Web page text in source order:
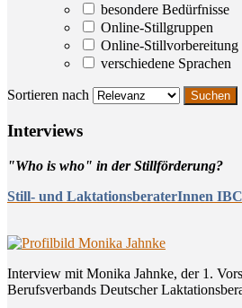
besondere Bedürfnisse
Online-Stillgruppen
Online-Stillvorbereitung
verschiedene Sprachen
Sortieren nach
Inter­views
"Who is who" in der Stillförderung?
Still- und LaktationsberaterInnen
Interview mit Monika Jahnke, der 1.
Berufsverbands Deutscher